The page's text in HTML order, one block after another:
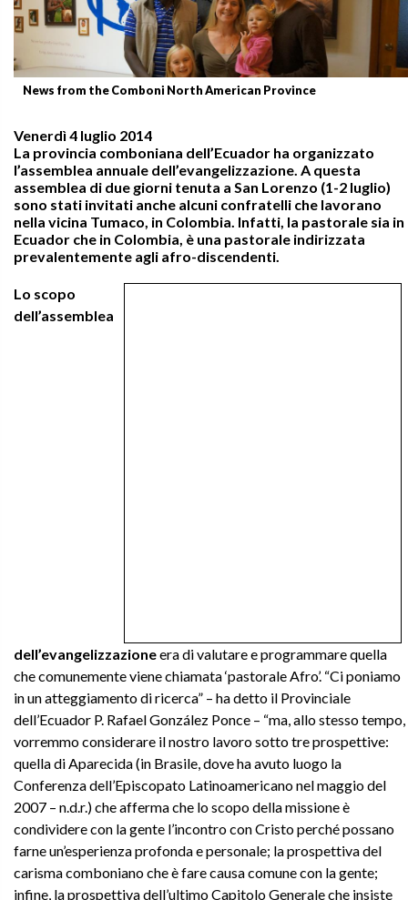
News from the Comboni North American Province
Venerdì 4 luglio 2014
La provincia comboniana dell’Ecuador ha organizzato
l’assemblea annuale dell’evangelizzazione. A questa
assemblea di due giorni tenuta a San Lorenzo (1-2 luglio)
sono stati invitati anche alcuni confratelli che lavorano
nella vicina Tumaco, in Colombia. Infatti, la pastorale sia in
Ecuador che in Colombia, è una pastorale indirizzata
prevalentemente agli afro-discendenti.
Lo scopo
dell’assemblea
dell’evangelizzazioneera di valutare e programmare quella
che comunemente viene chiamata ‘pastorale Afro’. “Ci poniamo
in un atteggiamento di ricerca” – ha detto il Provinciale
dell’Ecuador P. Rafael González Ponce – “ma, allo stesso tempo,
vorremmo considerare il nostro lavoro sotto tre prospettive:
quella di Aparecida (in Brasile, dove ha avuto luogo la
Conferenza dell’Episcopato Latinoamericano nel maggio del
2007 – n.d.r.) che afferma che lo scopo della missione è
condividere con la gente l’incontro con Cristo perché possano
farne un’esperienza profonda e personale; la prospettiva del
carisma comboniano che è fare causa comune con la gente;
infine, la prospettiva dell’ultimo Capitolo Generale che insiste